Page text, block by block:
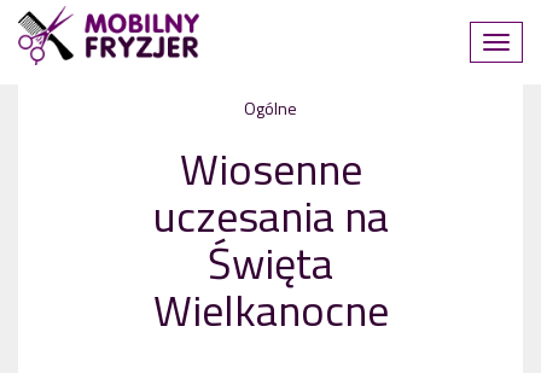
Ogólne
Wiosenne
uczesania na
Święta
Wielkanocne